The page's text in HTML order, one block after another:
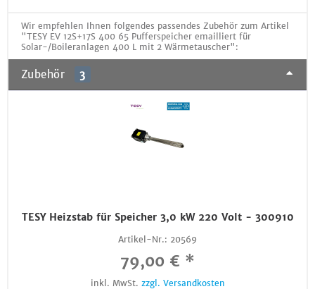
Wir empfehlen Ihnen folgendes passendes Zubehör zum Artikel
"TESY EV 12S+17S 400 65 Pufferspeicher emailliert für
Solar-/Boileranlagen 400 L mit 2 Wärmetauscher":
Zubehör 3
TESY Heizstab für Speicher 3,0 kW 220 Volt - 300910
Artikel-Nr.: 20569
79,00 € *
inkl. MwSt. zzgl. Versandkosten